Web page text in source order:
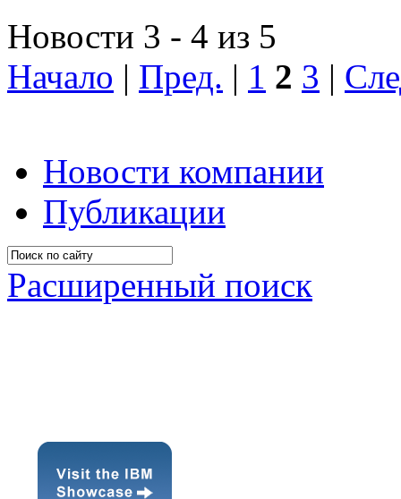
Новости 3 - 4 из 5
Начало | Пред. | 1 2 3 |
Новости компании
Публикации
Расширенный поиск